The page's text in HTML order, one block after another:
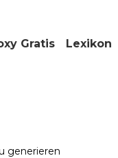
Gratis Lexikon
generieren